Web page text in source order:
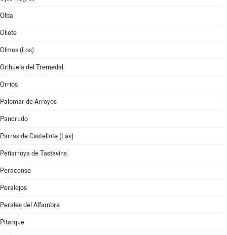
Olba
Oliete
Olmos (Los)
Orihuela del Tremedal
Orrios
Palomar de Arroyos
Pancrudo
Parras de Castellote (Las)
Peñarroya de Tastavins
Peracense
Peralejos
Perales del Alfambra
Pitarque